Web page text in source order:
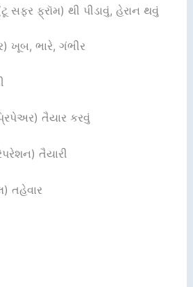
સફર ફ્રૉમ) થી પીડાવું, હેરાન થવું
ખૂબ, ભારે, ગંભીર
તૈયાર કરવું
તૈયારી
તહેવાર